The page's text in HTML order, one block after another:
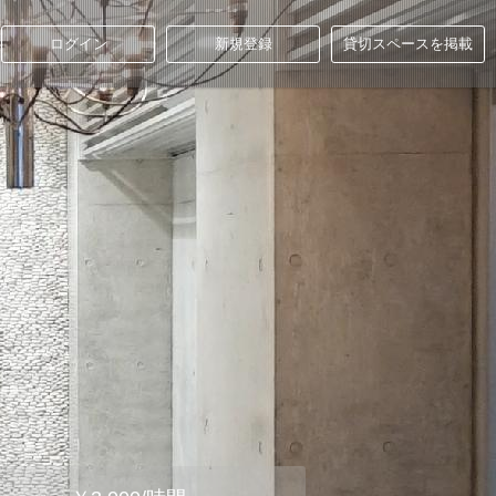
ログイン 新規登録 貸切スペースを掲載